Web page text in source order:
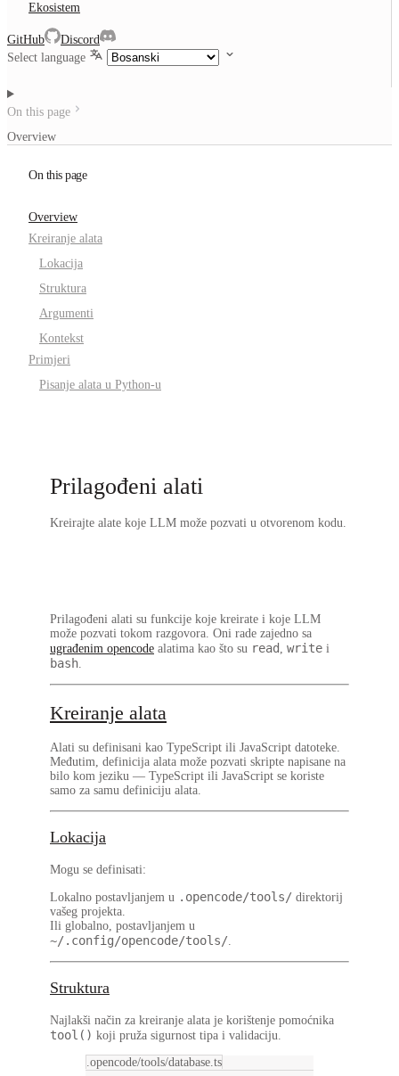
Ekosistem
GitHub
Discord
Select language
On this page
Overview
On this page
Overview
Kreiranje alata
Lokacija
Struktura
Argumenti
Kontekst
Primjeri
Pisanje alata u Python-u
Prilagođeni alati
Kreirajte alate koje LLM može pozvati u otvorenom kodu.
Prilagođeni alati su funkcije koje kreirate i koje LLM
može pozvati tokom razgovora. Oni rade zajedno sa
ugrađenim opencode alatima kao što su read write i
bash
Kreiranje alata
Alati su definisani kao TypeScript ili JavaScript datoteke.
Međutim, definicija alata može pozvati skripte napisane na
bilo kom jeziku — TypeScript ili JavaScript se koriste
samo za samu definiciju alata.
Lokacija
Mogu se definisati:
Lokalno postavljanjem u .opencode/tools/ direktorij
vašeg projekta.
Ili globalno, postavljanjem u
~/.config/opencode/tools/.
Struktura
Najlakši način za kreiranje alata je korištenje pomoćnika
tool() koji pruža sigurnost tipa i validaciju.
.opencode/tools/database.ts